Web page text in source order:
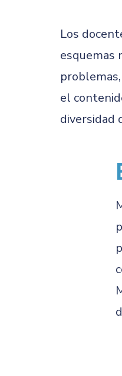
Los
esquemas
el
diversidad